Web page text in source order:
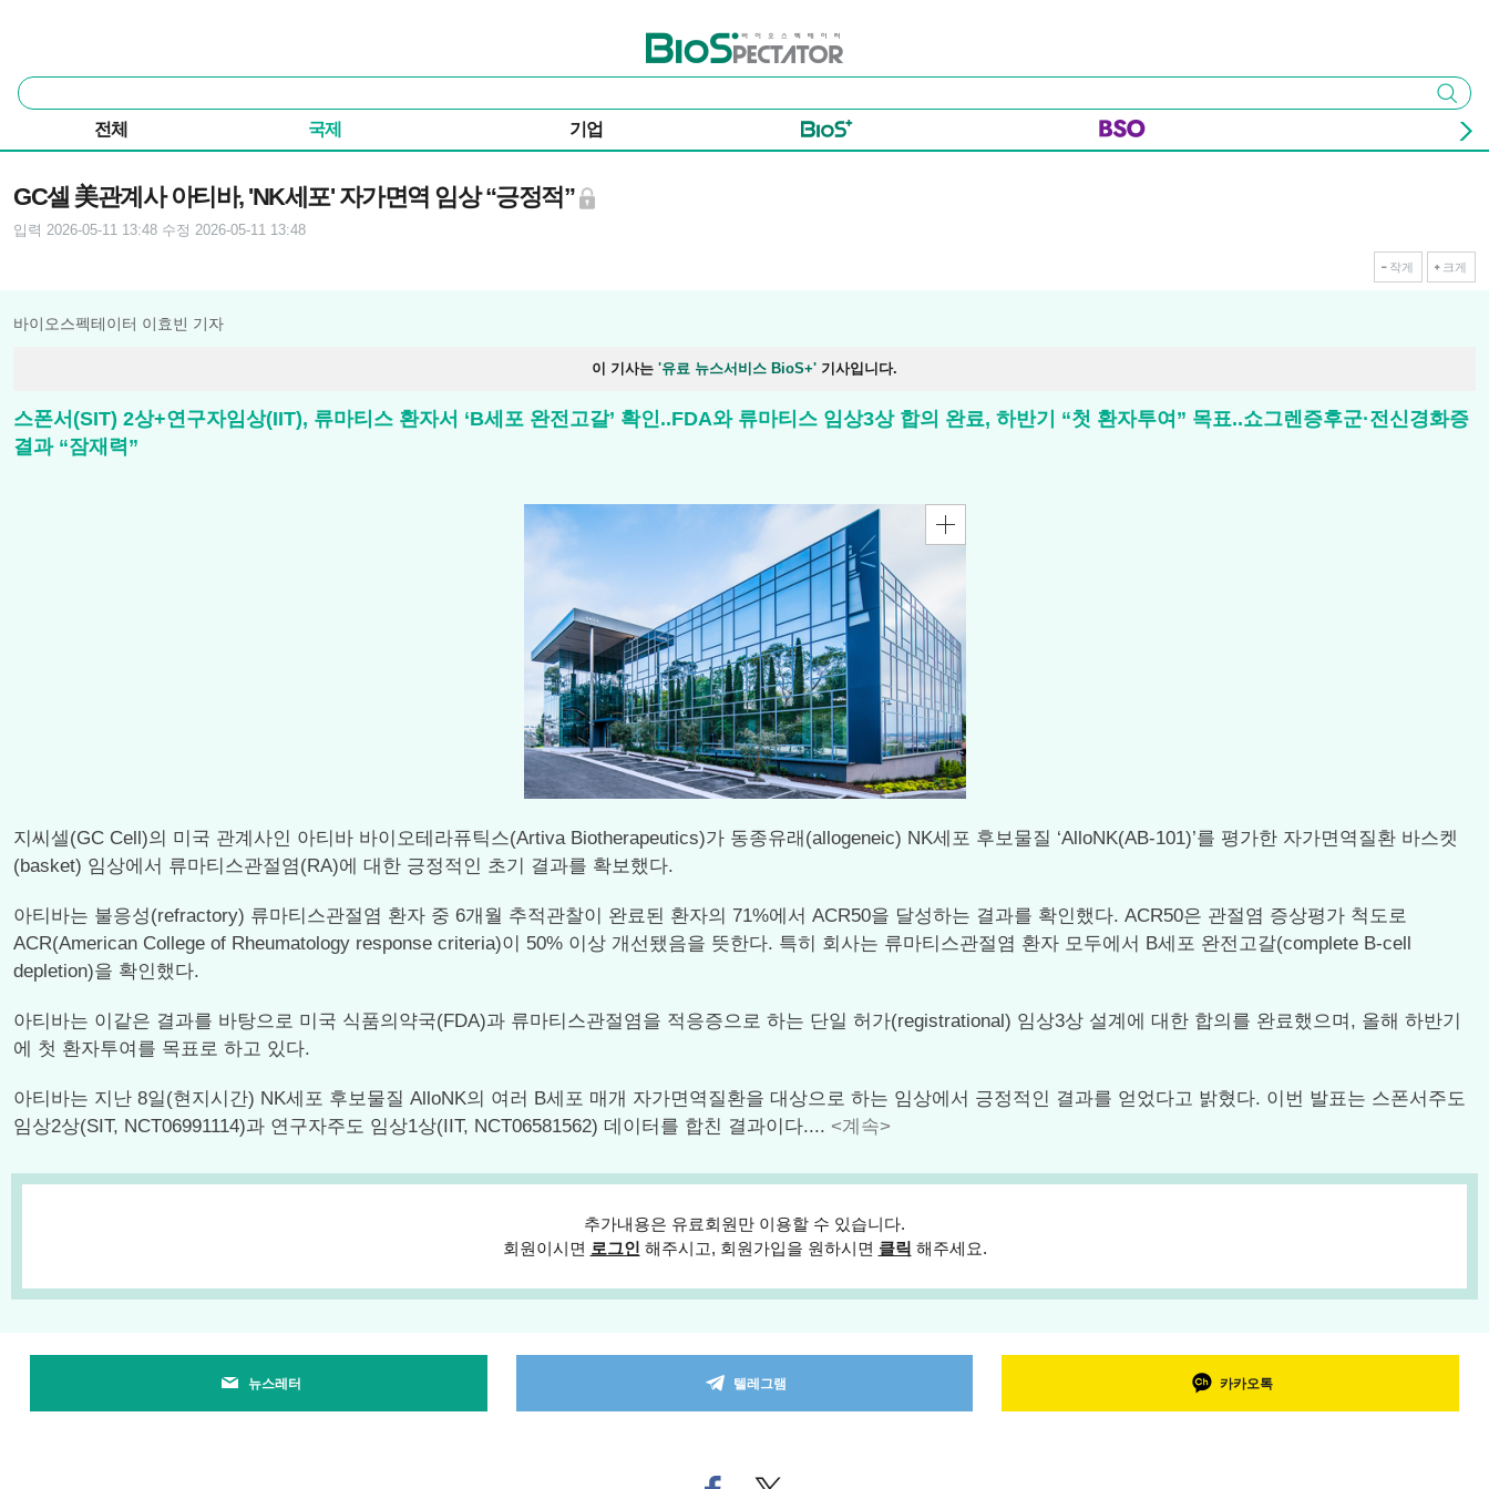
바이오스펙테이터
통
합
색
검색
전체 국제 기업
GC셀 美관계사 아티바, 'NK세포' 자가면역 임상 “긍정적”
입력 2026-05-11 13:48 수정 2026-05-11 13:48
작게 크게
바이오스펙테이터 이효빈 기자
이 기사는 '유료 뉴스서비스 BioS+' 기사입니다.
스폰서(SIT) 2상+연구자임상(IIT), 류마티스 환자서 ‘B세포 완전고갈’ 확인..FDA와 류마티스 임상3상 합의 완료, 하반기 “첫 환자투여” 목표..쇼그렌증후군·전신경화증
결과 “잠재력”
지씨셀(GC Cell)의 미국 관계사인 아티바 바이오테라퓨틱스(Artiva Biotherapeutics)가 동종유래(allogeneic) NK세포 후보물질 ‘AlloNK(AB-101)’를 평가한 자가면역질환 바스켓
(basket) 임상에서 류마티스관절염(RA)에 대한 긍정적인 초기 결과를 확보했다.
아티바는 불응성(refractory) 류마티스관절염 환자 중 6개월 추적관찰이 완료된 환자의 71%에서 ACR50을 달성하는 결과를 확인했다. ACR50은 관절염 증상평가 척도로
ACR(American College of Rheumatology response criteria)이 50% 이상 개선됐음을 뜻한다. 특히 회사는 류마티스관절염 환자 모두에서 B세포 완전고갈(complete B-cell
depletion)을 확인했다.
아티바는 이같은 결과를 바탕으로 미국 식품의약국(FDA)과 류마티스관절염을 적응증으로 하는 단일 허가(registrational) 임상3상 설계에 대한 합의를 완료했으며, 올해 하반기
에 첫 환자투여를 목표로 하고 있다.
아티바는 지난 8일(현지시간) NK세포 후보물질 AlloNK의 여러 B세포 매개 자가면역질환을 대상으로 하는 임상에서 긍정적인 결과를 얻었다고 밝혔다. 이번 발표는 스폰서주도
임상2상(SIT, NCT06991114)과 연구자주도 임상1상(IIT, NCT06581562) 데이터를 합친 결과이다.... <계속>
추가내용은 유료회원만 이용할 수 있습니다.
회원이시면 로그인 해주시고, 회원가입을 원하시면 클릭 해주세요.
뉴스레터 텔레그램 카카오톡
페
트위